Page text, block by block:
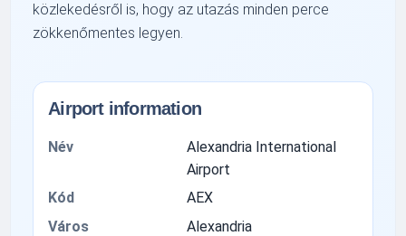
közlekedésről is, hogy az utazás minden perce
zökkenőmentes legyen.
Airport information
Név
Alexandria International
Airport
Kód
AEX
Város
Alexandria